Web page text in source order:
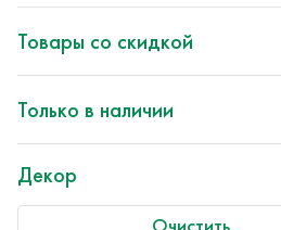
Товары со скидкой
Только в наличии
Декор
Очистить